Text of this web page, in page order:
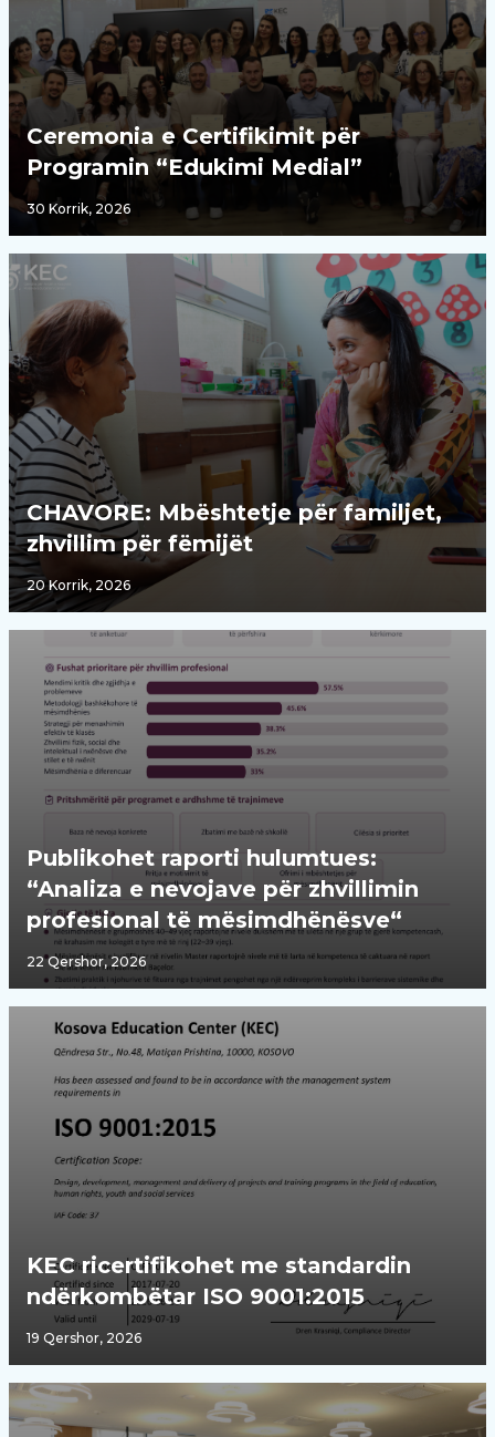
Ceremonia e Certifikimit për
Programin “Edukimi Medial”
30 Korrik, 2026
CHAVORE: Mbështetje për familjet,
zhvillim për fëmijët
20 Korrik, 2026
Publikohet raporti hulumtues:
“Analiza e nevojave për zhvillimin
profesional të mësimdhënësve“
22 Qershor, 2026
KEC ricertifikohet me standardin
ndërkombëtar ISO 9001:2015
19 Qershor, 2026